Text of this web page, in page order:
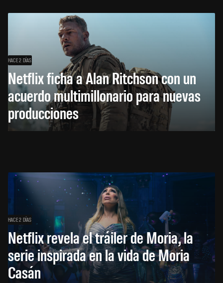
HACE 2 DÍAS
Netflix ficha a Alan Ritchson con un
acuerdo multimillonario para nuevas
producciones
HACE 2 DÍAS
Netflix revela el tráiler de Moria, la
serie inspirada en la vida de Moria
Casán